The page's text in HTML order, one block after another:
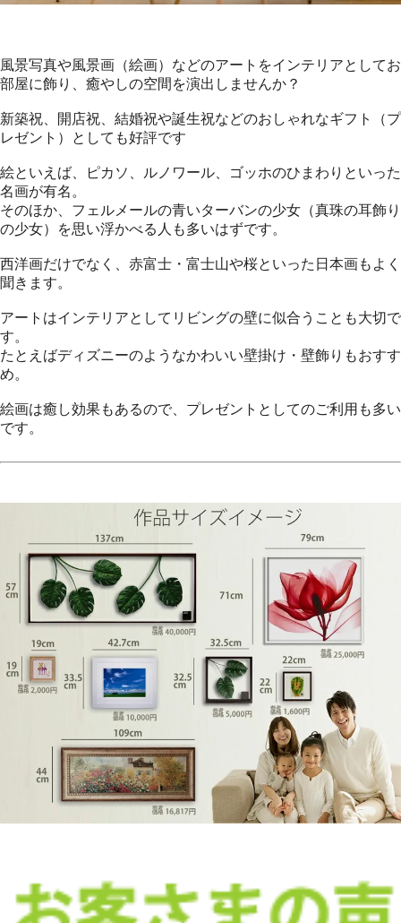
風景写真や風景画（絵画）などのアートをインテリアとしてお
部屋に飾り、癒やしの空間を演出しませんか？
新築祝、開店祝、結婚祝や誕生祝などのおしゃれなギフト（プ
レゼント）としても好評です
絵といえば、ピカソ、ルノワール、ゴッホのひまわりといった
名画が有名。
そのほか、フェルメールの青いターバンの少女（真珠の耳飾り
の少女）を思い浮かべる人も多いはずです。
西洋画だけでなく、赤富士・富士山や桜といった日本画もよく
聞きます。
アートはインテリアとしてリビングの壁に似合うことも大切で
す。
たとえばディズニーのようなかわいい壁掛け・壁飾りもおすす
め。
絵画は癒し効果もあるので、プレゼントとしてのご利用も多い
です。